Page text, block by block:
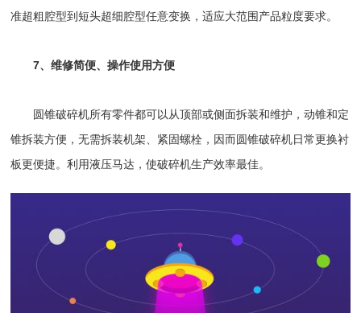
准超粗腔型到短头超细腔型任意变换，适应大范围产品粒度要求。
7、维修简便、操作使用方便
圆锥破碎机所有零件都可以从顶部或侧面拆装和维护，动锥和定
锥拆装方便，无需拆装机架、紧固螺栓，因而圆锥破碎机日常更换衬
板更便捷。利用液压马达，使破碎机生产效率最佳。